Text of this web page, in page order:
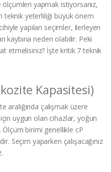
yapmak istiyorsanız,
teknik yeterliliği büyük önem
yapılan seçimler, ilerleyen
kaybına neden olabilir. Peki
etmelisiniz? İşte kritik 7 teknik
Kapasitesi)
aralığında çalışmak üzere
uygun olan cihazlar, yoğun
Ölçüm birimi genellikle cP
Seçim yaparken çalışacağınız